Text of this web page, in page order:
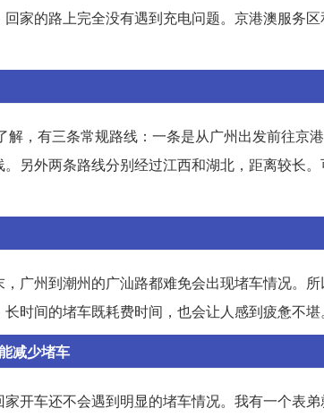
家的路上完全没有遇到充电问题。京港澳服务
，有三条常规路线：一条是从广州出发前往京
另外两条路线分别经过江西和湖北，距离较长
广州到潮州的广汕路都难免会出现堵车情况。
时间的堵车既耗费时间，也会让人感到疲惫不堪。
减少堵车
开车还不会遇到明显的堵车情况。我有一个表